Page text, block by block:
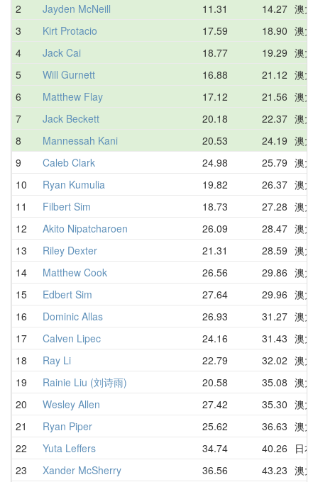
2
Jayden McNeill 11.31 14.27 澳大
3
Kirt Protacio 17.59 18.90 澳大
4
Jack Cai 18.77 19.29 澳大
5
Will Gurnett 16.88 21.12 澳大
6
Matthew Flay 17.12 21.56 澳大
7
Jack Beckett 20.18 22.37 澳大
8
Mannessah Kani 20.53 24.19 澳大
9
Caleb Clark 24.98 25.79 澳大
10
Ryan Kumulia 19.82 26.37 澳大
11
Filbert Sim 18.73 27.28 澳大
12
Akito Nipatcharoen 26.09 28.47 澳大
13
Riley Dexter 21.31 28.59 澳大
14
Matthew Cook 26.56 29.86 澳大
15
Edbert Sim 27.64 29.96 澳大
16
Dominic Allas 26.93 31.27 澳大
17
Calven Lipec 24.16 31.43 澳大
18
Ray Li 22.79 32.02 澳大
19
Rainie Liu (刘诗雨) 20.58 35.08 澳大
20
Wesley Allen 27.42 35.30 澳大
21
Ryan Piper 25.62 36.63 澳大
22
Yuta Leffers 34.74 40.26
日本
23
Xander McSherry 36.56 43.23 澳大